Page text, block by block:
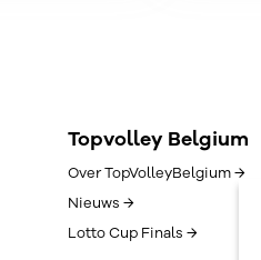
Topvolley Belgium
Over TopVolleyBelgium →
Nieuws →
Lotto Cup Finals →